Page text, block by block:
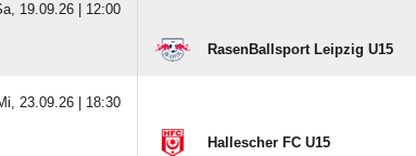
19.09.26 | 12:00
RasenBallsport Leipzig U15
23.09.26 | 18:30
Hallescher FC U15